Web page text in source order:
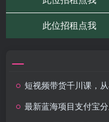
短视频带货千川课，从
最新蓝海项目支付宝分成